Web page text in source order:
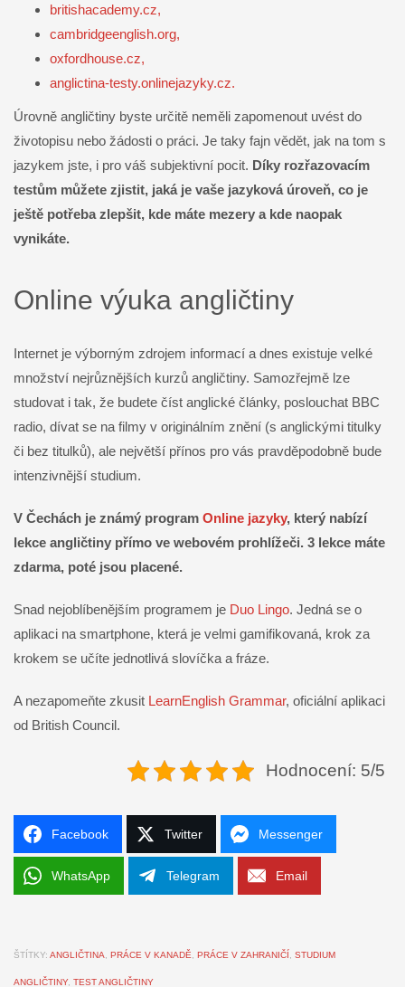
britishacademy.cz,
cambridgeenglish.org,
oxfordhouse.cz,
anglictina-testy.onlinejazyky.cz.
Úrovně angličtiny byste určitě neměli zapomenout uvést do
životopisu nebo žádosti o práci. Je taky fajn vědět, jak na tom s
jazykem jste, i pro váš subjektivní pocit. Díky rozřazovacím
testům můžete zjistit, jaká je vaše jazyková úroveň, co je
ještě potřeba zlepšit, kde máte mezery a kde naopak
vynikáte.
Online výuka angličtiny
Internet je výborným zdrojem informací a dnes existuje velké
množství nejrůznějších kurzů angličtiny. Samozřejmě lze
studovat i tak, že budete číst anglické články, poslouchat BBC
radio, dívat se na filmy v originálním znění (s anglickými titulky
či bez titulků), ale největší přínos pro vás pravděpodobně bude
intenzivnější studium.
V Čechách je známý program Online jazyky, který nabízí
lekce angličtiny přímo ve webovém prohlížeči. 3 lekce máte
zdarma, poté jsou placené.
Snad nejoblíbenějším programem je Duo Lingo. Jedná se o
aplikaci na smartphone, která je velmi gamifikovaná, krok za
krokem se učíte jednotlivá slovíčka a fráze.
A nezapomeňte zkusit LearnEnglish Grammar, oficiální aplikaci
od British Council.
Hodnocení: 5/5
Facebook Twitter Messenger
WhatsApp Telegram Email
ŠTÍTKY: ANGLIČTINA PRÁCE V KANADĚ PRÁCE V ZAHRANIČÍ STUDIUM
ANGLIČTINY, TEST ANGLIČTINY